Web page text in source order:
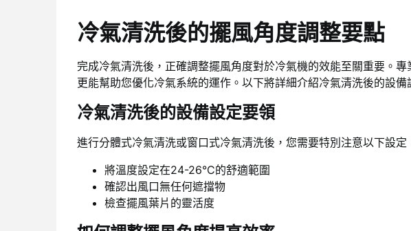
冷氣清洗後的擺風角度調整要點
完成冷氣清洗後，正確調整擺風角度對於冷氣機的效能至關重要。專
更能幫助您優化冷氣系統的運作。以下將詳細介紹冷氣清洗後的設備
冷氣清洗後的設備設定要領
進行分體式冷氣清洗或窗口式冷氣清洗後，您需要特別注意以下設定
將溫度設定在24-26°C的舒適範圍
確認出風口無任何遮擋物
檢查擺風葉片的靈活度